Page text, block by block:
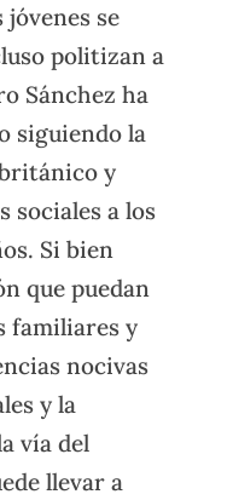
jóvenes se
politizan a
Sánchez ha
siguiendo la
y
sociales a los
Si bien
que puedan
familiares y
nocivas
y la
vía del
llevar a